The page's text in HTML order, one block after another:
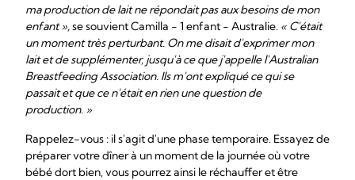
ma production de lait ne répondait pas aux besoins de mon
enfant »,se souvient Camilla - 1 enfant - Australie. « C'était
un moment très perturbant. On me disait d'exprimer mon
lait et de supplémenter, jusqu'à ce que j'appelle l'Australian
Breastfeeding Association. Ils m'ont expliqué ce qui se
passait et que ce n'était en rien une question de
production. »
Rappelez-vous : il s'agit d'une phase temporaire. Essayez de
préparer votre dîner à un moment de la journée où votre
bébé dort bien, vous pourrez ainsi le réchauffer et être